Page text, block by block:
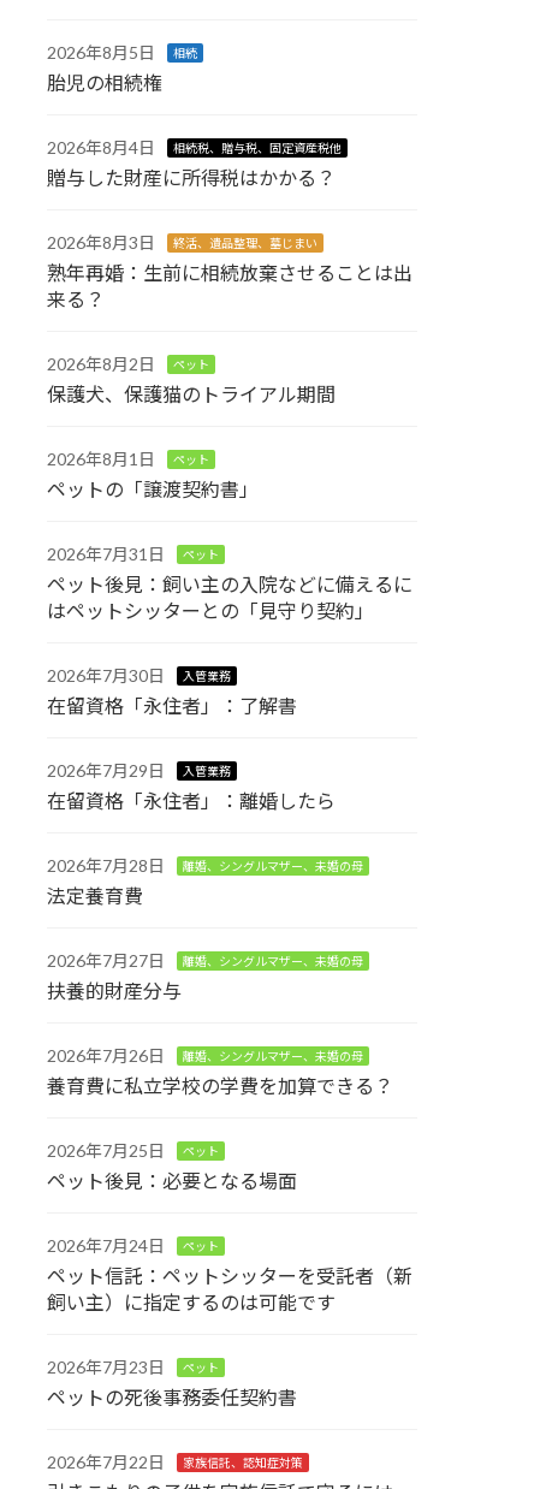
2026年8月5日 相続
胎児の相続権
2026年8月4日 相続税、贈与税、固定資産税他
贈与した財産に所得税はかかる？
2026年8月3日 終活、遺品整理、墓じまい
熟年再婚：生前に相続放棄させることは出
来る？
2026年8月2日 ペット
保護犬、保護猫のトライアル期間
2026年8月1日 ペット
ペットの「譲渡契約書」
2026年7月31日 ペット
ペット後見：飼い主の入院などに備えるに
はペットシッターとの「見守り契約」
2026年7月30日 入管業務
在留資格「永住者」：了解書
2026年7月29日 入管業務
在留資格「永住者」：離婚したら
2026年7月28日 離婚、シングルマザー、未婚の母
法定養育費
2026年7月27日 離婚、シングルマザー、未婚の母
扶養的財産分与
2026年7月26日 離婚、シングルマザー、未婚の母
養育費に私立学校の学費を加算できる？
2026年7月25日 ペット
ペット後見：必要となる場面
2026年7月24日 ペット
ペット信託：ペットシッターを受託者（新
飼い主）に指定するのは可能です
2026年7月23日 ペット
ペットの死後事務委任契約書
2026年7月22日 家族信託、認知症対策